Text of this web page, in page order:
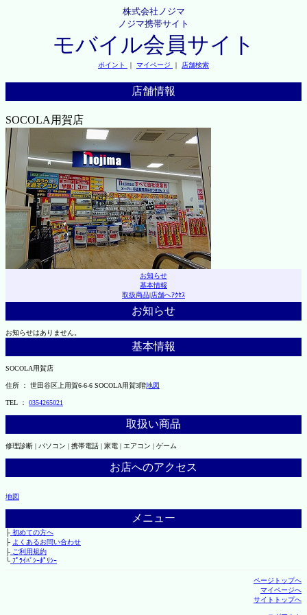
株式会社ノジマ
ノジマ携帯サイト
モバイル会員サイト
ポイント ｜ マイページ ｜ 店舗検索
店舗情報
SOCOLA用賀店
お知らせ
基本情報
取扱商品|店舗へｱｸｾｽ
お知らせ
お知らせはありません。
基本情報
SOCOLA用賀店
住所 ： 世田谷区上用賀6-6-6 SOCOLA用賀3階地図
TEL ： 0354265021
取扱い商品
修理診断 | パソコン | 携帯電話 | 家電 | エアコン | ゲーム
お店へのアクセス
地図
メニュー
├初めての方へ
├ よくあるお問い合わせ
├ご利用規約
└ﾌﾟﾗｲﾊﾞｼｰﾎﾟﾘｼｰ
ページトップへ
マイページへ
サイトトップへ